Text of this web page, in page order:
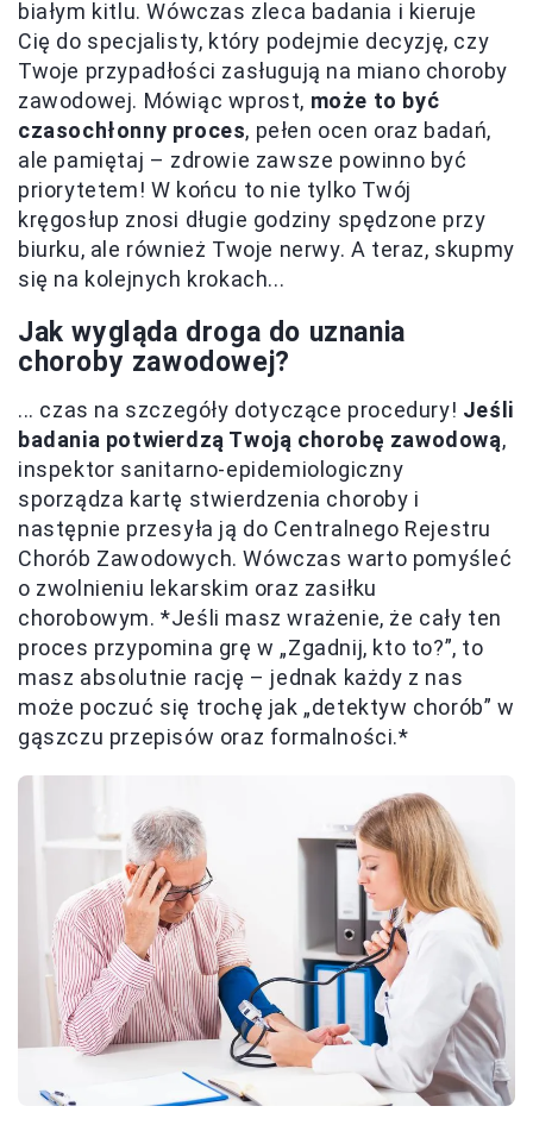
białym kitlu. Wówczas zleca badania i kieruje
Cię do specjalisty, który podejmie decyzję, czy
Twoje przypadłości zasługują na miano choroby
zawodowej. Mówiąc wprost, może to być
czasochłonny proces, pełen ocen oraz badań,
ale pamiętaj – zdrowie zawsze powinno być
priorytetem! W końcu to nie tylko Twój
kręgosłup znosi długie godziny spędzone przy
biurku, ale również Twoje nerwy. A teraz, skupmy
się na kolejnych krokach...
Jak wygląda droga do uznania
choroby zawodowej?
... czas na szczegóły dotyczące procedury! Jeśli
badania potwierdzą Twoją chorobę zawodową,
inspektor sanitarno-epidemiologiczny
sporządza kartę stwierdzenia choroby i
następnie przesyła ją do Centralnego Rejestru
Chorób Zawodowych. Wówczas warto pomyśleć
o zwolnieniu lekarskim oraz zasiłku
chorobowym. *Jeśli masz wrażenie, że cały ten
proces przypomina grę w „Zgadnij, kto to?”, to
masz absolutnie rację – jednak każdy z nas
może poczuć się trochę jak „detektyw chorób” w
gąszczu przepisów oraz formalności.*